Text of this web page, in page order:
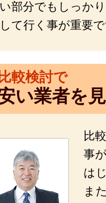
部分でもしっか
て行く事が重要
比較検討で
い業者を
比
事
は
ま